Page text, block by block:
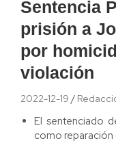
Sentencia
prisión a
por
violación
2022-12-19
El sentenciado
como reparación